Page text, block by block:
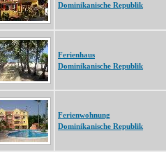
Dominikanische Republik
Ferienhaus
Dominikanische Republik
Ferienwohnung
Dominikanische Republik